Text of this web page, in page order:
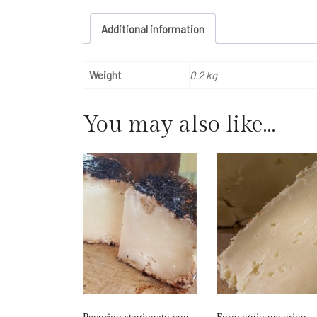
Additional information
Weight 0.2 kg
You may also like…